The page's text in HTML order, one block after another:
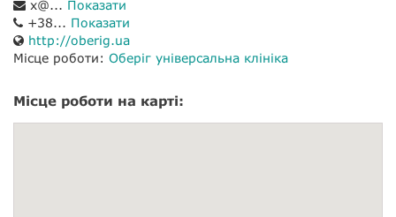
x@... Показати
+38... Показати
http://oberig.ua
Місце роботи: Оберіг універсальна клініка
Місце роботи на карті: